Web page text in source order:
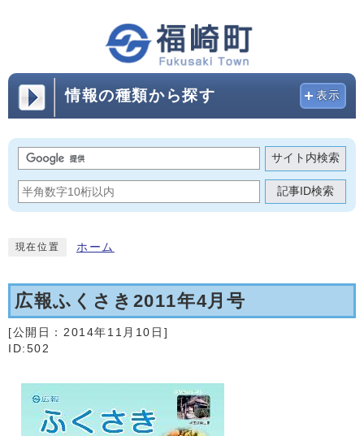
情報の種類から探す 表示
サイト内検索
記事ID検索
現在位置 ホーム
広報ふくさき2011年4月号
[公開日： 2014年11月10日 ]
ID:502